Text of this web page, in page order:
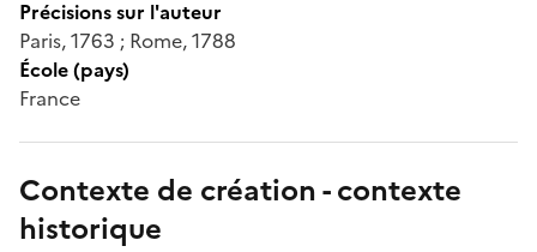
Précisions sur l'auteur
Paris, 1763 ; Rome, 1788
École (pays)
France
Contexte de création - contexte
historique